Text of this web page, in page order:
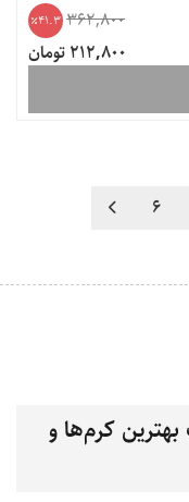
362,800
41.3
212,800 تومان
6
کرم‌ها و